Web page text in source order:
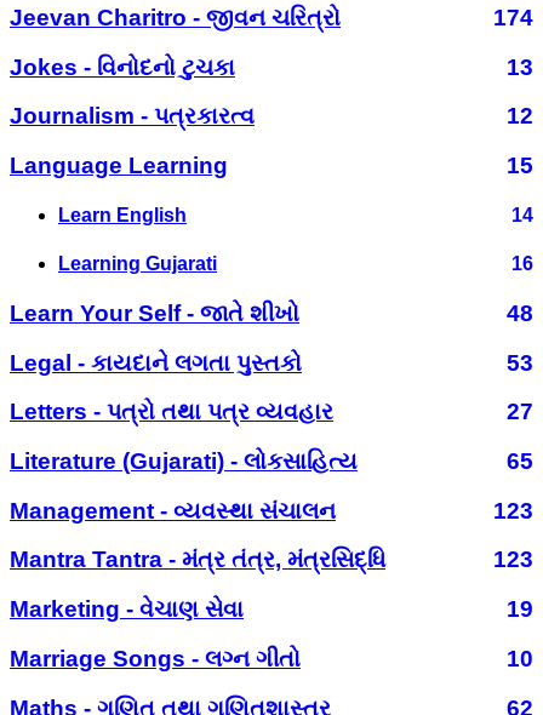
Jeevan Charitro - જીવન ચરિત્રો
174
Jokes - વિનોદનો ટુચકા
13
Journalism - પત્રકારત્વ
12
Language Learning
15
Learn English 14
Learning Gujarati 16
Learn Your Self - જાતે શીખો
48
Legal - કાયદાને લગતા પુસ્તકો
53
Letters - પત્રો તથા પત્ર વ્યવહાર
27
Literature (Gujarati) - લોકસાહિત્ય
65
Management - વ્યવસ્થા સંચાલન
123
Mantra Tantra - મંત્ર તંત્ર, મંત્રસિદ્ધિ
123
Marketing - વેચાણ સેવા
19
Marriage Songs - લગ્ન ગીતો
10
Maths - ગણિત તથા ગણિતશાસ્ત્ર
62